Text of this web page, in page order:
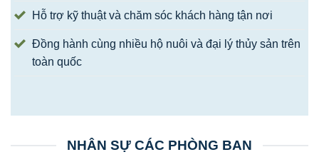
Hỗ trợ kỹ thuật và chăm sóc khách hàng tận nơi
Đồng hành cùng nhiều hộ nuôi và đại lý thủy sản trên
toàn quốc
NHÂN SỰ CÁC PHÒNG BAN